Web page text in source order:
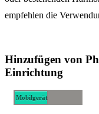
empfehlen die
Hinzufügen von
Einrichtung
Mobilgerät